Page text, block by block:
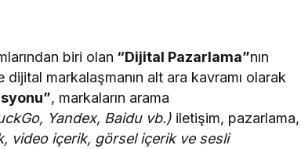
biri olan “Dijital Pazarlama”nın
markalaşmanın alt ara kavramı olarak
, markaların arama
Yandex, Baidu vb.) iletişim, pazarlama,
video içerik, görsel içerik ve sesli